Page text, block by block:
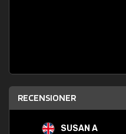
RECENSIONER
SUSAN A